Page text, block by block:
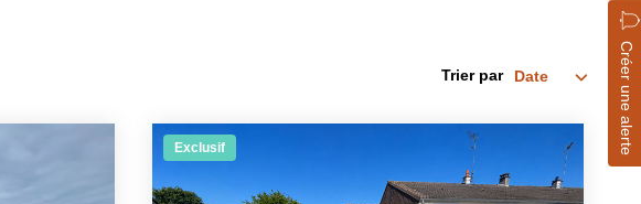
Créer une alerte
Trier par
Exclusif